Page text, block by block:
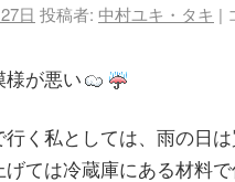
日 投稿者: 中村ユキ・タキ |
様が悪い
行く私としては、雨の日
ては冷蔵庫にある材料